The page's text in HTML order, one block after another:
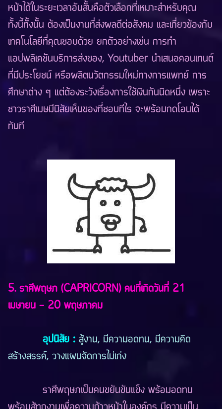
หน้าได้ในระยะเวลาอันสั้นคือตัวเลือกที่เหมาะสำหรับคุณ
ทั้งนี้ทั้งนั้น ต้องเป็นงานที่ส่งผลดีต่อสังคม และเกี่ยวข้องกับ
เทคโนโลยีที่คุณชอบด้วย ยกตัวอย่างเช่น การทำ
แอปพลิเคชันบริการส่งของ, Youtuber นำเสนอคอนเทนต์
ที่มีประโยชน์ หรือผลิตนวัตกรรมใหม่ทางการแพทย์ การ
ศึกษาต่าง ๆ แต่ต้องระวังเรื่องการใช้เงินกันนิดหนึ่ง เพราะ
ชาวราศีเมษมีนิสัยเห็นของที่ชอบทีไร จะพร้อมกดโอนได้
ทันที
5. ราศีพฤษภ (CAPRICORN) คนที่เกิดวันที่ 21
เมษายน - 20 พฤษภาคม
อุปนิสัย : สู้งาน, มีความอดทน, มีความคิด
สร้างสรรค์, วางแผนจัดการไม่เก่ง
ราศีพฤษภเป็นคนขยันขันแข็ง พร้อมอดทน